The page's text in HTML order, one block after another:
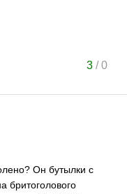
3/0
Он бутылки с
бритоголового